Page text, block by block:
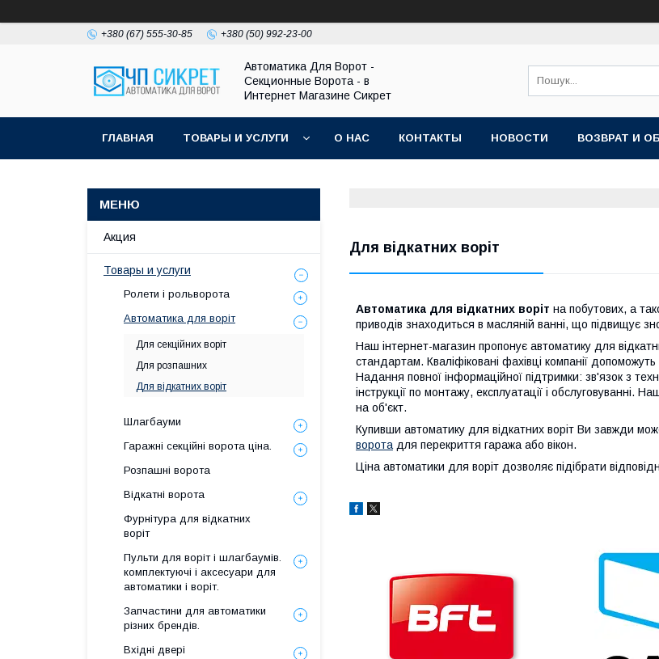
+380 (67) 555-30-85 +380 (50) 992-23-00
Автоматика Для Ворот -
Секционные Ворота - в
Интернет Магазине Сикрет
ГЛАВНАЯ ТОВАРЫ И УСЛУГИ О НАС КОНТАКТЫ НОВОСТИ ВОЗВРАТ И
Для відкатних воріт
Автоматика для відкатних воріт на побутових, а
приводів знаходиться в масляній ванні, що підвищує
Наш інтернет-магазин пропонує автоматику для
стандартам. Кваліфіковані фахівці компанії
Надання повної інформаційної підтримки: зв'язок з
інструкції по монтажу, експлуатації і обслуговуванні.
на об'єкт.
Купивши автоматику для відкатних воріт Ви завжди
ворота для перекриття гаража або вікон.
Ціна автоматики для воріт дозволяє підібрати
Акция
Товары и услуги
Ролети і рольворота
Автоматика для воріт
Для секційних воріт
Для розпашних
Для відкатних воріт
Шлагбауми
Гаражні секційні ворота ціна.
Розпашні ворота
Відкатні ворота
Фурнітура для відкатних
воріт
Пульти для воріт і шлагбаумів.
комплектуючі і аксесуари для
автоматики і воріт.
Запчастини для автоматики
різних брендів.
Вхідні двері